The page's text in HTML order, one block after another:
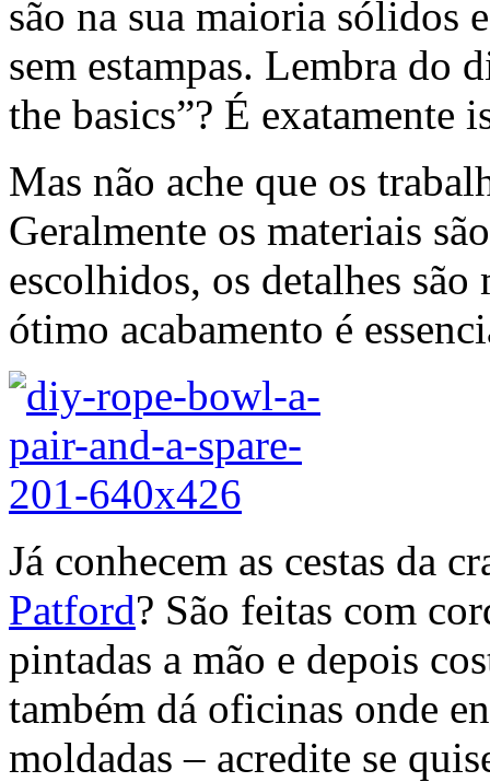
são na sua maioria sólidos
sem estampas. Lembra do
the basics”? É exatamente
Mas não ache que os
Geralmente os materiais
escolhidos, os detalhes são
ótimo acabamento é
Já conhecem as cestas da
Patford? São feitas com
pintadas a mão e depois
também dá oficinas onde
moldadas – acredite se